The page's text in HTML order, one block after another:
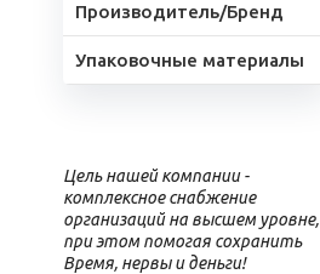
Производитель/Бренд
Упаковочные материалы
Цель нашей компании -
комплексное снабжение
организаций на высшем уровне,
при этом помогая сохранить
Время, нервы и деньги!